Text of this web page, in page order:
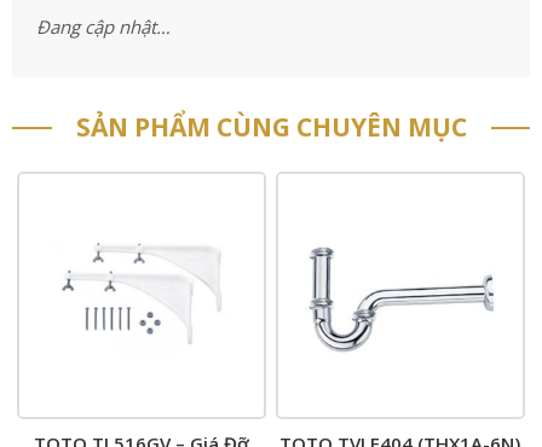
Đang cập nhật…
SẢN PHẨM CÙNG CHUYÊN MỤC